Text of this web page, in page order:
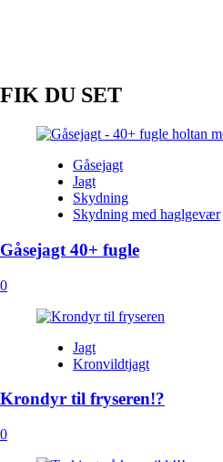
FIK DU SET
Gåsejagt
Jagt
Skydning
Skydning med haglgevær
Gåsejagt 40+ fugle
0
Jagt
Kronvildtjagt
Krondyr til fryseren!?
0